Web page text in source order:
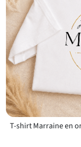
chargé d’émotion. Il
rappelle au
marraine est
personnalisée, une
composer un coffret
dire “je t’aime” sans
Questions fréquentes